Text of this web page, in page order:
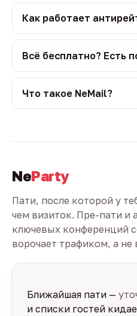
Как работает
Всё бесплатно? Есть
Что такое NeMail?
NeParty
Пати, после которой у
чем визиток. Пре-пати и
ключевых конференций
ворочает трафиком, а не
Ближайшая пати —
и списки гостей